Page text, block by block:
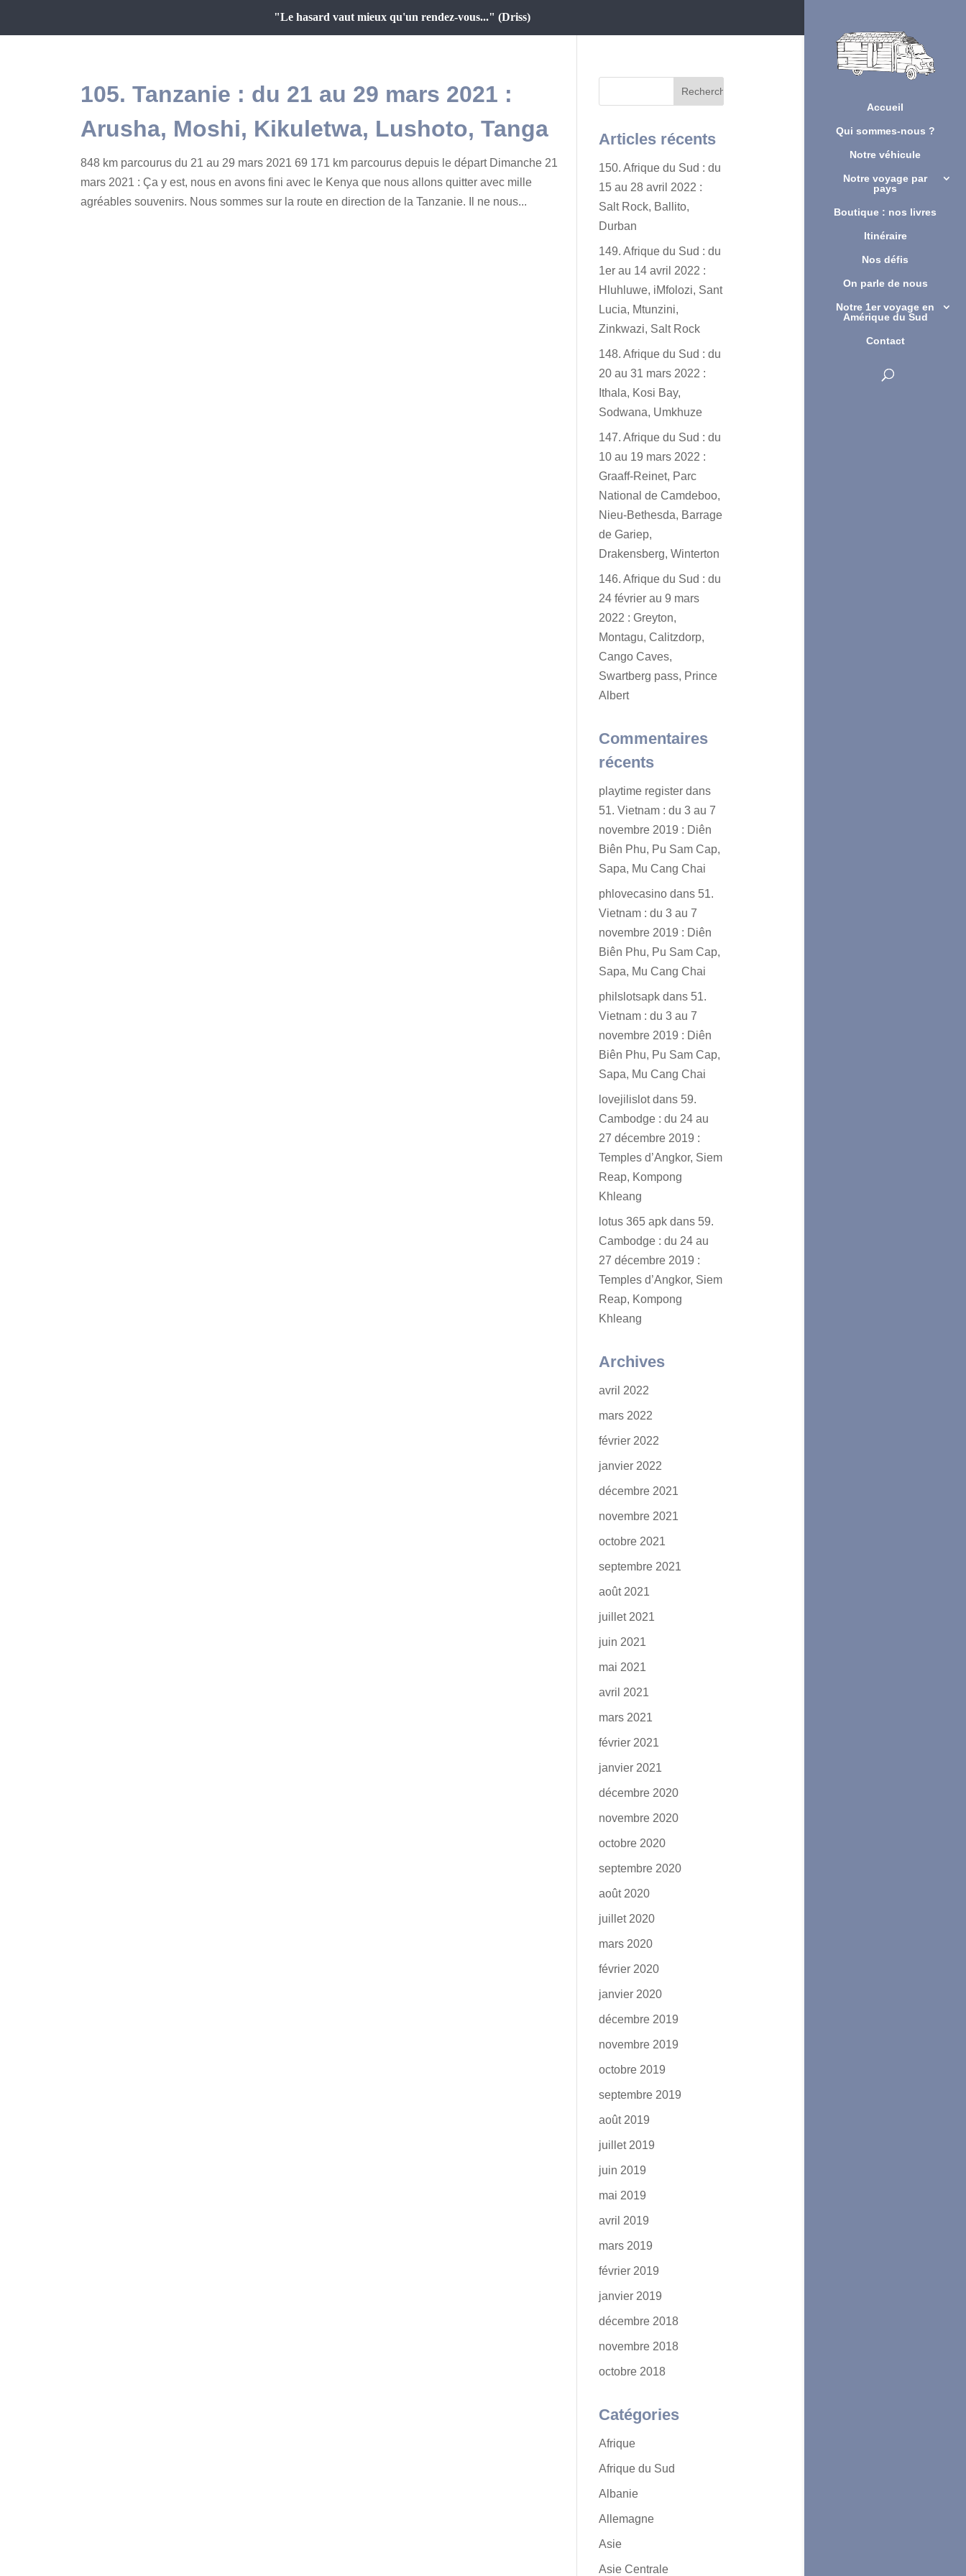
"Le hasard vaut mieux qu'un rendez-vous..." (Driss)
Accueil
Qui sommes-nous ?
Notre véhicule
Notre voyage par
pays
Boutique : nos livres
Itinéraire
Nos défis
On parle de nous
Notre 1er voyage en
Amérique du Sud
Contact
105. Tanzanie : du 21 au 29 mars 2021 :
Arusha, Moshi, Kikuletwa, Lushoto, Tanga
848 km parcourus du 21 au 29 mars 2021 69 171 km parcourus depuis le départ Dimanche 21
mars 2021 : Ça y est, nous en avons fini avec le Kenya que nous allons quitter avec mille
agréables souvenirs. Nous sommes sur la route en direction de la Tanzanie. Il ne nous...
Articles récents
150. Afrique du Sud : du
15 au 28 avril 2022 :
Salt Rock, Ballito,
Durban
149. Afrique du Sud : du
1er au 14 avril 2022 :
Hluhluwe, iMfolozi, Sant
Lucia, Mtunzini,
Zinkwazi, Salt Rock
148. Afrique du Sud : du
20 au 31 mars 2022 :
Ithala, Kosi Bay,
Sodwana, Umkhuze
147. Afrique du Sud : du
10 au 19 mars 2022 :
Graaff-Reinet, Parc
National de Camdeboo,
Nieu-Bethesda, Barrage
de Gariep,
Drakensberg, Winterton
146. Afrique du Sud : du
24 février au 9 mars
2022 : Greyton,
Montagu, Calitzdorp,
Cango Caves,
Swartberg pass, Prince
Albert
Commentaires
récents
playtime register dans
51. Vietnam : du 3 au 7
novembre 2019 : Diên
Biên Phu, Pu Sam Cap,
Sapa, Mu Cang Chai
phlovecasino dans 51.
Vietnam : du 3 au 7
novembre 2019 : Diên
Biên Phu, Pu Sam Cap,
Sapa, Mu Cang Chai
philslotsapk dans 51.
Vietnam : du 3 au 7
novembre 2019 : Diên
Biên Phu, Pu Sam Cap,
Sapa, Mu Cang Chai
lovejilislotdans 59.
Cambodge : du 24 au
27 décembre 2019 :
Temples d’Angkor, Siem
Reap, Kompong
Khleang
lotus 365 apk dans 59.
Cambodge : du 24 au
27 décembre 2019 :
Temples d’Angkor, Siem
Reap, Kompong
Khleang
Archives
avril 2022
mars 2022
février 2022
janvier 2022
décembre 2021
novembre 2021
octobre 2021
septembre 2021
août 2021
juillet 2021
juin 2021
mai 2021
avril 2021
mars 2021
février 2021
janvier 2021
décembre 2020
novembre 2020
octobre 2020
septembre 2020
août 2020
juillet 2020
mars 2020
février 2020
janvier 2020
décembre 2019
novembre 2019
octobre 2019
septembre 2019
août 2019
juillet 2019
juin 2019
mai 2019
avril 2019
mars 2019
février 2019
janvier 2019
décembre 2018
novembre 2018
octobre 2018
Catégories
Afrique
Afrique du Sud
Albanie
Allemagne
Asie
Asie Centrale